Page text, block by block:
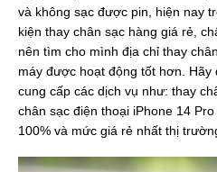
và không sạc được pin, hiện nay
kiện thay chân sạc hàng giá rẻ,
nên tìm cho mình địa chỉ thay
máy được hoạt động tốt hơn. Hãy
cung cấp các dịch vụ như: thay
chân sạc điện thoại iPhone 14
100% và mức giá rẻ nhất thị